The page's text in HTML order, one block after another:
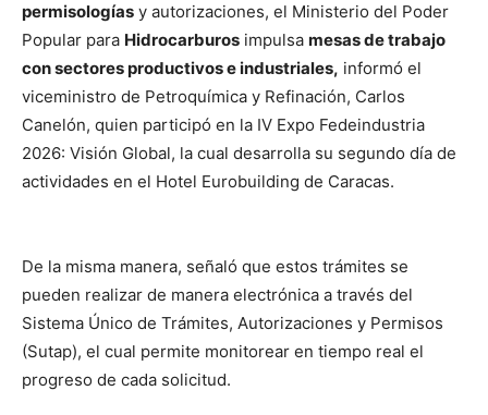
permisologías y autorizaciones, el Ministerio del Poder
Popular para Hidrocarburos impulsa mesas de trabajo
con sectores productivos e industriales, informó el
viceministro de Petroquímica y Refinación, Carlos
Canelón, quien participó en la IV Expo Fedeindustria
2026: Visión Global, la cual desarrolla su segundo día de
actividades en el Hotel Eurobuilding de Caracas.
De la misma manera, señaló que estos trámites se
pueden realizar de manera electrónica a través del
Sistema Único de Trámites, Autorizaciones y Permisos
(Sutap), el cual permite monitorear en tiempo real el
progreso de cada solicitud.